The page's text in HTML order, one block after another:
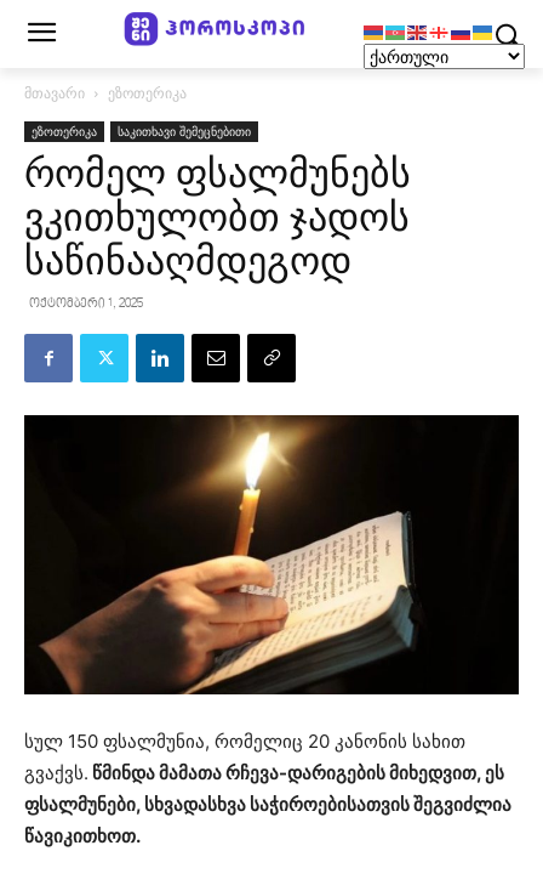
მთავარი ეზოთერიკა
ეზოთერიკა საკითხავი შემეცნებითი
რომელ ფსალმუნებს
ვკითხულობთ ჯადოს
საწინააღმდეგოდ
ოქტომბერი 1, 2025
სულ 150 ფსალმუნია, რომელიც 20 კანონის სახით
გვაქვს. წმინდა მამათა რჩევა-დარიგების მიხედვით, ეს
ფსალმუნები, სხვადასხვა საჭიროებისათვის შეგვიძლია
წავიკითხოთ.